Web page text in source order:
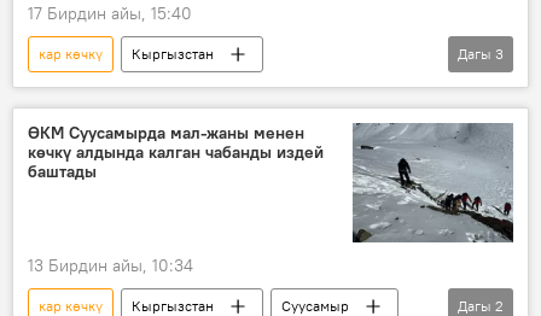
17 Бирдин айы, 15:40
кар көчкү
Кыргызстан
Бишкек — Нарын — Торугарт жолу
Бишкек – Ош жолу
Дагы 3
ӨКМ Суусамырда мал-жаны менен
көчкү алдында калган чабанды издей
баштады
13 Бирдин айы, 10:34
кар көчкү Кыргызстан
Суусамыр
Дагы 2